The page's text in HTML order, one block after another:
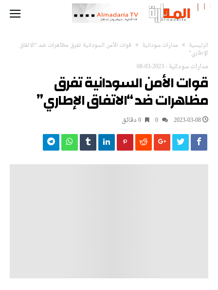
‫الرئيسية‬ مدارات سودانية قوات الأمن السودانية تفرق مظاهرات ضد “الاتفاق
الإطاري”
مدارات سودانية-
2023-03-08
قوات الأمن السودانية تفرق
مظاهرات ضد “الاتفاق الإطاري”
2023-03-08 0 ‫دقائق‬